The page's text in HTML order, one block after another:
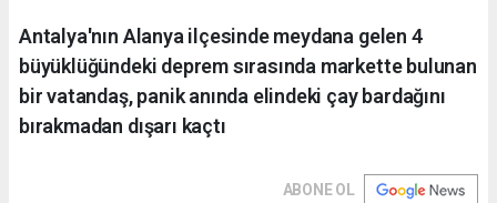
Antalya'nın Alanya ilçesinde meydana gelen 4
büyüklüğündeki deprem sırasında markette bulunan
bir vatandaş, panik anında elindeki çay bardağını
bırakmadan dışarı kaçtı
ABONE OL